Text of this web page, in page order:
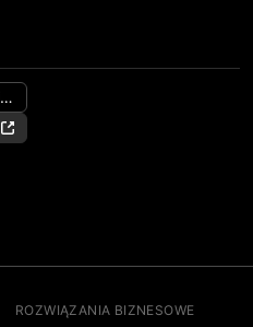
Dowiedz się więcej
ROZWIĄZANIA BIZNESOWE